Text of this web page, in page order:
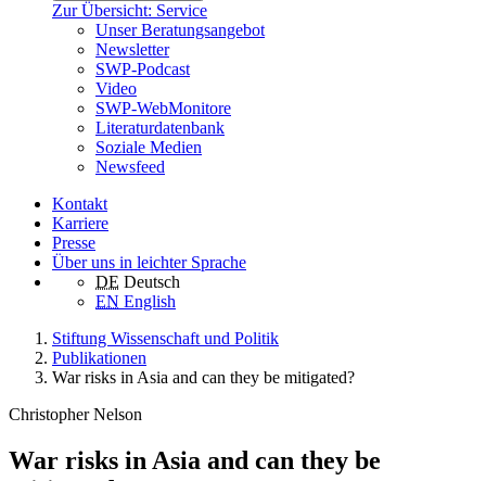
Zur Übersicht: Service
Unser Beratungsangebot
Newsletter
SWP-Podcast
Video
SWP-WebMonitore
Literaturdatenbank
Soziale Medien
Newsfeed
Kontakt
Karriere
Presse
Über uns in leichter Sprache
DE Deutsch
EN English
Stiftung Wissenschaft und Politik
Publikationen
War risks in Asia and can they be mitigated?
Christopher Nelson
War risks in Asia and can they be